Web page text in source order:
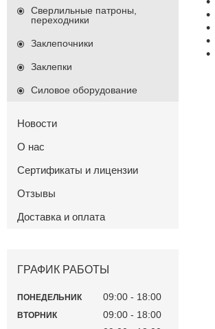
Сверлильные патроны,
переходники
Заклепочники
Заклепки
Силовое оборудование
Новости
О нас
Сертификаты и лицензии
Отзывы
Доставка и оплата
ГРАФИК РАБОТЫ
ПОНЕДЕЛЬНИК 09:00 18:00
ВТОРНИК 09:00 18:00